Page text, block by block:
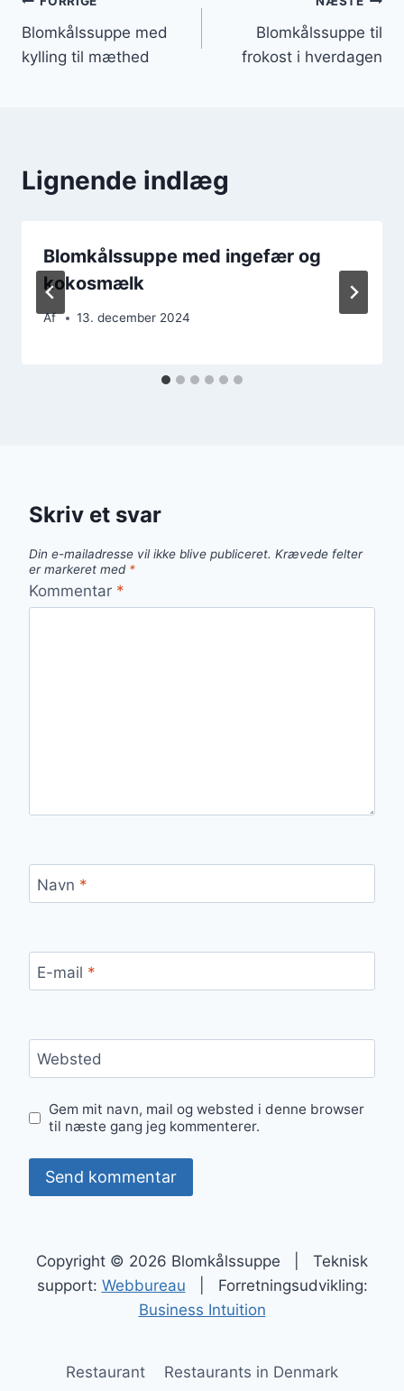
Indlægsnavigation
Blomkålssuppe med
kylling til mæthed
Blomkålssuppe til
frokost i hverdagen
Lignende indlæg
Blomkålssuppe med ingefær og
kokosmælk
Af 13. december 2024
Skriv et svar
Din e-mailadresse vil ikke blive publiceret. Krævede felter
er markeret med *
Kommentar *
Navn *
E-mail *
Websted
Gem mit navn, mail og websted i denne browser
til næste gang jeg kommenterer.
Copyright © 2026 Blomkålssuppe | Teknisk
support: Webbureau | Forretningsudvikling:
Business Intuition
Restaurant Restaurants in Denmark